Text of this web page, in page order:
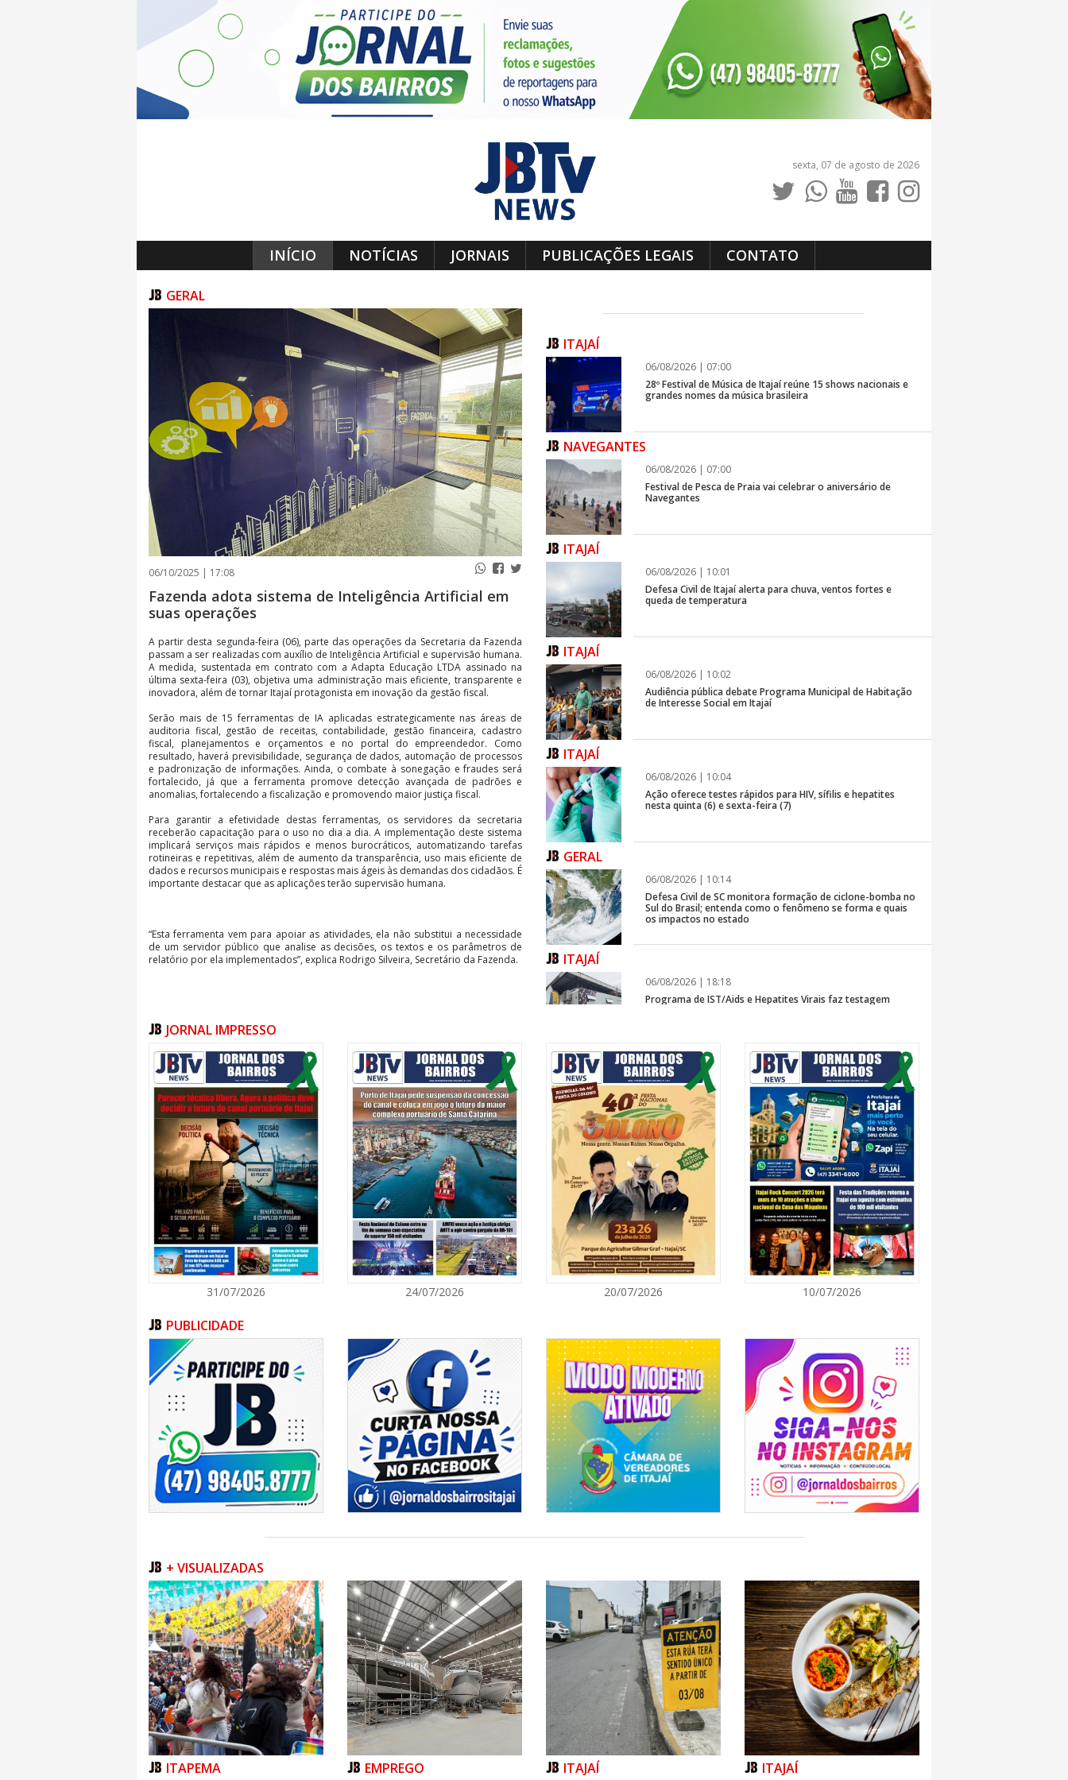
sexta, 07 de agosto de 2026
INÍCIO NOTÍCIAS JORNAIS PUBLICAÇÕES LEGAIS CONTATO
GERAL
06/10/2025 | 17:08
Fazenda adota sistema de Inteligência Artificial em
suas operações
A partir desta segunda-feira (06), parte das operações da Secretaria da Fazenda
passam a ser realizadas com auxílio de Inteligência Artificial e supervisão humana.
A medida, sustentada em contrato com a Adapta Educação LTDA assinado na
última sexta-feira (03), objetiva uma administração mais eficiente, transparente e
inovadora, além de tornar Itajaí protagonista em inovação da gestão fiscal.
Serão mais de 15 ferramentas de IA aplicadas estrategicamente nas áreas de
auditoria fiscal, gestão de receitas, contabilidade, gestão financeira, cadastro
fiscal, planejamentos e orçamentos e no portal do empreendedor. Como
resultado, haverá previsibilidade, segurança de dados, automação de processos
e padronização de informações. Ainda, o combate à sonegação e fraudes será
fortalecido, já que a ferramenta promove detecção avançada de padrões e
anomalias, fortalecendo a fiscalização e promovendo maior justiça fiscal.
Para garantir a efetividade destas ferramentas, os servidores da secretaria
receberão capacitação para o uso no dia a dia. A implementação deste sistema
implicará serviços mais rápidos e menos burocráticos, automatizando tarefas
rotineiras e repetitivas, além de aumento da transparência, uso mais eficiente de
dados e recursos municipais e respostas mais ágeis às demandas dos cidadãos. É
importante destacar que as aplicações terão supervisão humana.
“Esta ferramenta vem para apoiar as atividades, ela não substitui a necessidade
de um servidor público que analise as decisões, os textos e os parâmetros de
relatório por ela implementados”, explica Rodrigo Silveira, Secretário da Fazenda.
ITAJAÍ
06/08/2026 | 07:00
28º Festival de Música de Itajaí reúne 15 shows nacionais e
grandes nomes da música brasileira
NAVEGANTES
06/08/2026 | 07:00
Festival de Pesca de Praia vai celebrar o aniversário de
Navegantes
ITAJAÍ
06/08/2026 | 10:01
Defesa Civil de Itajaí alerta para chuva, ventos fortes e
queda de temperatura
ITAJAÍ
06/08/2026 | 10:02
Audiência pública debate Programa Municipal de Habitação
de Interesse Social em Itajaí
ITAJAÍ
06/08/2026 | 10:04
Ação oferece testes rápidos para HIV, sífilis e hepatites
nesta quinta (6) e sexta-feira (7)
GERAL
06/08/2026 | 10:14
Defesa Civil de SC monitora formação de ciclone-bomba no
Sul do Brasil; entenda como o fenômeno se forma e quais
os impactos no estado
ITAJAÍ
06/08/2026 | 18:18
Programa de IST/Aids e Hepatites Virais faz testagem
GERAL
06/08/2026 | 18:28
Ciclone-bomba se forma sobre o oceano, mas Santa
Catarina terá impactos provocados pela frente fria e pelo
vento Sul
ITAPEMA
06/08/2026 | 07:00
Secretaria de Cultura retoma oficinas culturais com diversas
modalidades para a comunidade
BALNEÁRIO CAMBORIÚ
06/08/2026 | 07:00
CAMBORIÚ
06/08/2026 | 07:00
Camboriú: exposição de arte transforma o Paço Municipal
em um espaço de cultura
JORNAL IMPRESSO
31/07/2026 24/07/2026 20/07/2026 10/07/2026
PUBLICIDADE
+ VISUALIZADAS
ITAPEMA EMPREGO ITAJAÍ ITAJAÍ